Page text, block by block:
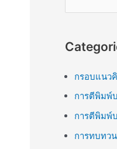
กรอบแนว
การตีพิมพ์
การตีพิมพ์
การทบทว